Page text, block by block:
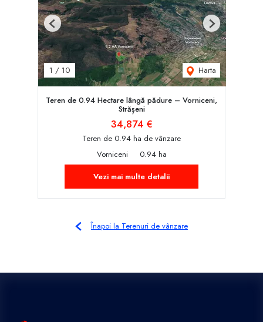
1 / 10 Harta
Previous Next
Teren de 0.94 Hectare lângă pădure – Vorniceni,
Strășeni
34,874 €
Teren de 0.94 ha de vânzare
Vorniceni
0.94 ha
Vezi mai multe detalii
Înapoi la Terenuri de vânzare